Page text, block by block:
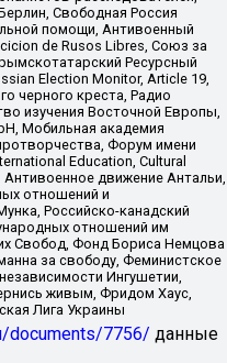
Свободная Россия
помощи, Антивоенный
de Rusos Libres, Союз за
Ресурсный
Election Monitor, Article 19,
черного креста, Радио
изучения Восточной Европы,
Мобильная академия
Форум имени
Education, Cultural
движение Антальи,
отношений и
Российско-канадский
отношений им
Свобод, Фонд Бориса Немцова
за свободу, Феминистское
Ингушетии,
живым, Фридом Хаус,
Лига Украины
documents/7756/ данные